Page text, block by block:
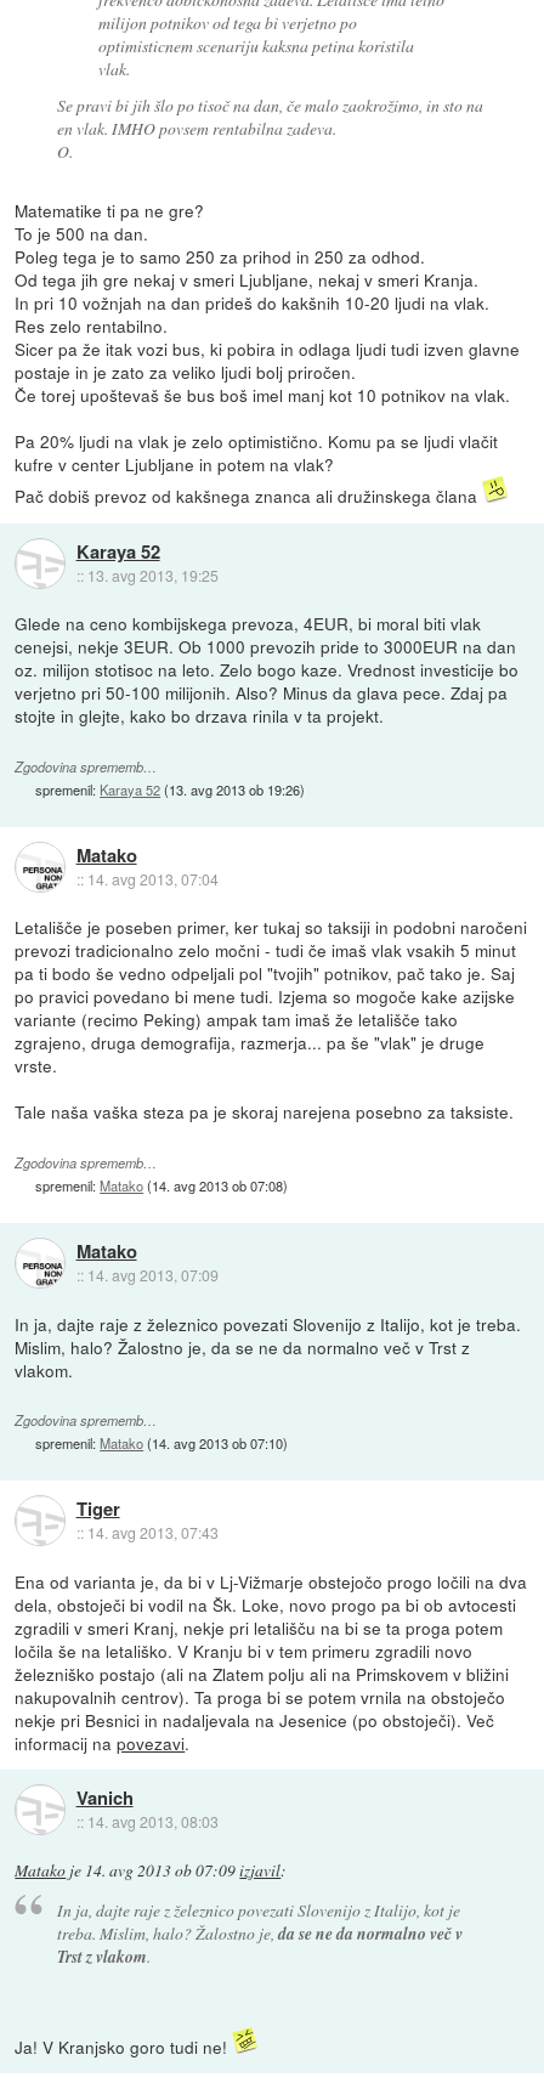
milijon potnikov od tega bi verjetno po
optimisticnem scenariju kaksna petina koristila
vlak.
Se pravi bi jih šlo po tisoč na dan, če malo zaokrožimo, in sto na
en vlak. IMHO povsem rentabilna zadeva.
O.
Matematike ti pa ne gre?
To je 500 na dan.
Poleg tega je to samo 250 za prihod in 250 za odhod.
Od tega jih gre nekaj v smeri Ljubljane, nekaj v smeri Kranja.
In pri 10 vožnjah na dan prideš do kakšnih 10-20 ljudi na vlak.
Res zelo rentabilno.
Sicer pa že itak vozi bus, ki pobira in odlaga ljudi tudi izven glavne
postaje in je zato za veliko ljudi bolj priročen.
Če torej upoštevaš še bus boš imel manj kot 10 potnikov na vlak.
Pa 20% ljudi na vlak je zelo optimistično. Komu pa se ljudi vlačit
kufre v center Ljubljane in potem na vlak?
Pač dobiš prevoz od kakšnega znanca ali družinskega člana
Karaya 52
:: 13. avg 2013, 19:25
Glede na ceno kombijskega prevoza, 4EUR, bi moral biti vlak
cenejsi, nekje 3EUR. Ob 1000 prevozih pride to 3000EUR na dan
oz. milijon stotisoc na leto. Zelo bogo kaze. Vrednost investicije bo
verjetno pri 50-100 milijonih. Also? Minus da glava pece. Zdaj pa
stojte in glejte, kako bo drzava rinila v ta projekt.
Zgodovina sprememb…
spremenil: Karaya 52(13. avg 2013 ob 19:26)
Matako
:: 14. avg 2013, 07:04
Letališče je poseben primer, ker tukaj so taksiji in podobni naročeni
prevozi tradicionalno zelo močni - tudi če imaš vlak vsakih 5 minut
pa ti bodo še vedno odpeljali pol "tvojih" potnikov, pač tako je. Saj
po pravici povedano bi mene tudi. Izjema so mogoče kake azijske
variante (recimo Peking) ampak tam imaš že letališče tako
zgrajeno, druga demografija, razmerja... pa še "vlak" je druge
vrste.
Tale naša vaška steza pa je skoraj narejena posebno za taksiste.
Zgodovina sprememb…
spremenil:Matako(14. avg 2013 ob 07:08)
Matako
:: 14. avg 2013, 07:09
In ja, dajte raje z železnico povezati Slovenijo z Italijo, kot je treba.
Mislim, halo? Žalostno je, da se ne da normalno več v Trst z
vlakom.
Zgodovina sprememb…
spremenil:Matako(14. avg 2013 ob 07:10)
Tiger
:: 14. avg 2013, 07:43
Ena od varianta je, da bi v Lj-Vižmarje obstejočo progo ločili na dva
dela, obstoječi bi vodil na Šk. Loke, novo progo pa bi ob avtocesti
zgradili v smeri Kranj, nekje pri letališču na bi se ta proga potem
ločila še na letališko. V Kranju bi v tem primeru zgradili novo
železniško postajo (ali na Zlatem polju ali na Primskovem v bližini
nakupovalnih centrov). Ta proga bi se potem vrnila na obstoječo
nekje pri Besnici in nadaljevala na Jesenice (po obstoječi). Več
informacij napovezavi.
Vanich
:: 14. avg 2013, 08:03
Matako je 14. avg 2013 ob 07:09izjavil:
In ja, dajte raje z železnico povezati Slovenijo z Italijo, kot je
treba. Mislim, halo? Žalostno je,da se ne da normalno več v
Trst z vlakom.
Ja! V Kranjsko goro tudi ne!